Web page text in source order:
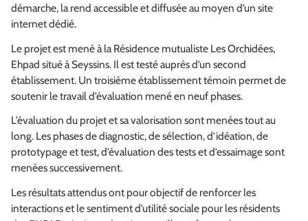
démarche, la rend accessible et diffusée au moyen d’un site
internet dédié.
Le projet est mené à la Résidence mutualiste Les Orchidées,
Ehpad situé à Seyssins. Il est testé auprès d’un second
établissement. Un troisième établissement témoin permet de
soutenir le travail d’évaluation mené en neuf phases.
L’évaluation du projet et sa valorisation sont menées tout au
long. Les phases de diagnostic, de sélection, d’idéation, de
prototypage et test, d’évaluation des tests et d’essaimage sont
menées successivement.
Les résultats attendus ont pour objectif de renforcer les
interactions et le sentiment d’utilité sociale pour les résidents